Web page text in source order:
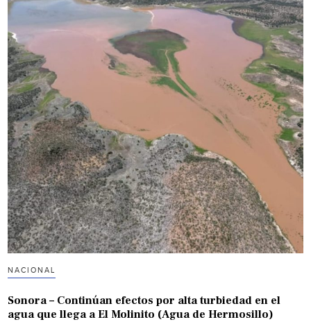
NACIONAL
Sonora – Continúan efectos por alta turbiedad en el
agua que llega a El Molinito (Agua de Hermosillo)